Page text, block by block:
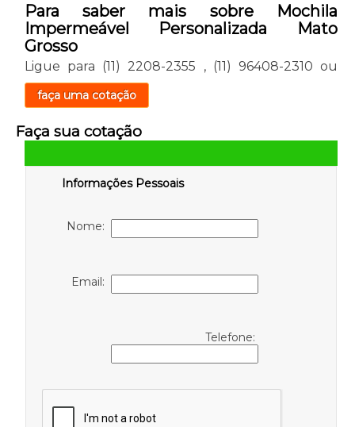
Para saber mais sobre Mochila
Impermeável Personalizada Mato
Grosso
Ligue para (11) 2208-2355 , (11) 96408-2310 ou
faça uma cotação
Faça sua cotação
Informações Pessoais
Nome:
Email:
Telefone: